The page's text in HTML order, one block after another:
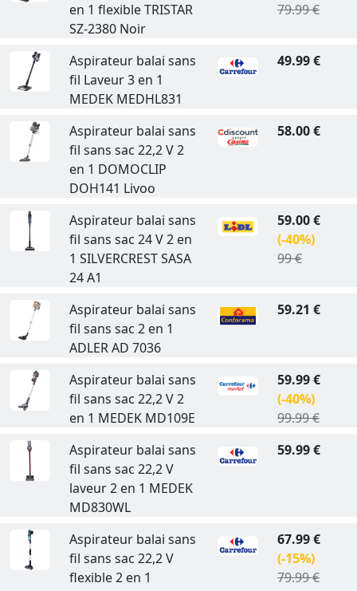
en 1 flexible TRISTAR
SZ-2380 Noir
79.99 €
Aspirateur balai sans
fil Laveur 3 en 1
MEDEK MEDHL831
49.99 €
Aspirateur balai sans
fil sans sac 22,2 V 2
en 1 DOMOCLIP
DOH141 Livoo
58.00 €
Aspirateur balai sans
fil sans sac 24 V 2 en
1 SILVERCREST SASA
24 A1
59.00 €
(-40%)
99 €
Aspirateur balai sans
fil sans sac 2 en 1
ADLER AD 7036
59.21 €
Aspirateur balai sans
fil sans sac 22,2 V 2
en 1 MEDEK MD109E
59.99 €
(-40%)
99.99 €
Aspirateur balai sans
fil sans sac 22,2 V
laveur 2 en 1 MEDEK
MD830WL
59.99 €
Aspirateur balai sans
fil sans sac 22,2 V
flexible 2 en 1
67.99 €
(-15%)
79.99 €